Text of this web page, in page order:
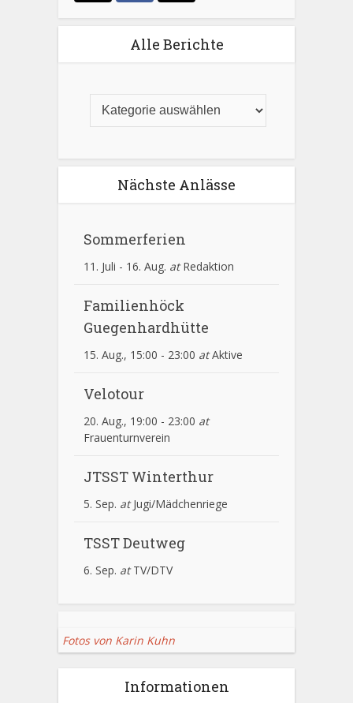
Alle Berichte
Nächste Anlässe
Sommerferien
11. Juli - 16. Aug. atRedaktion
Familienhöck
Guegenhardhütte
15. Aug., 15:00 - 23:00 atAktive
Velotour
20. Aug., 19:00 - 23:00 at
Frauenturnverein
JTSST Winterthur
5. Sep. atJugi/Mädchenriege
TSST Deutweg
6. Sep. atTV/DTV
Fotos von Karin Kuhn
Informationen